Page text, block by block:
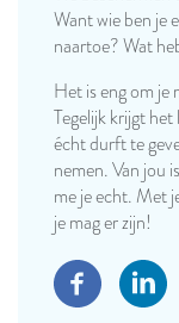
Want wie ben je
naartoe? Wat
Het is eng om je
Tegelijk krijgt het
écht durft te
nemen. Van jou
me je echt. Met
je mag er zijn!